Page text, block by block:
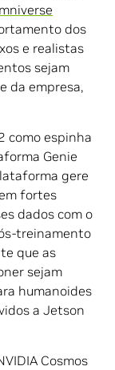
dos
e realistas
sejam
da empresa,
como espinha
Genie
gere
fortes
dados com o
treinamento
que as
sejam
humanoides
a Jetson
Cosmos